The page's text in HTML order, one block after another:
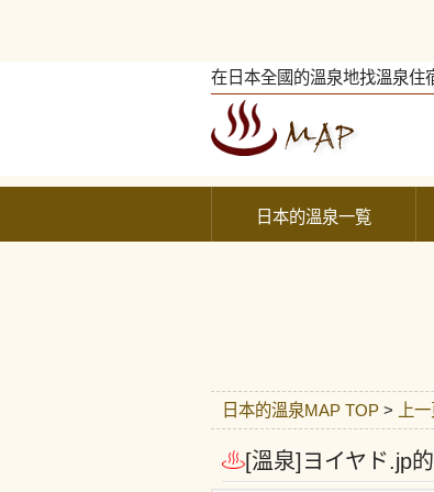
在日本全國的溫泉地找溫泉住
日本的溫泉一覧
日本的溫泉MAP TOP > 上
[溫泉]ヨイヤド.jp